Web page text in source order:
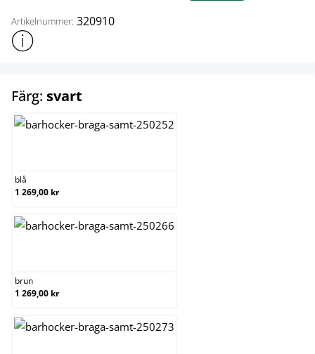
Artikelnummer: 320910
Visa mer produktinformation
Färg: svart
blå
1 269,00 kr
brun
1 269,00 kr